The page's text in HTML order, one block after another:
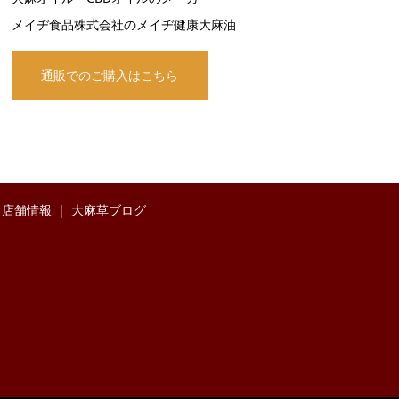
メイヂ食品株式会社のメイヂ健康大麻油
通販でのご購入はこちら
店舗情報 大麻草ブログ